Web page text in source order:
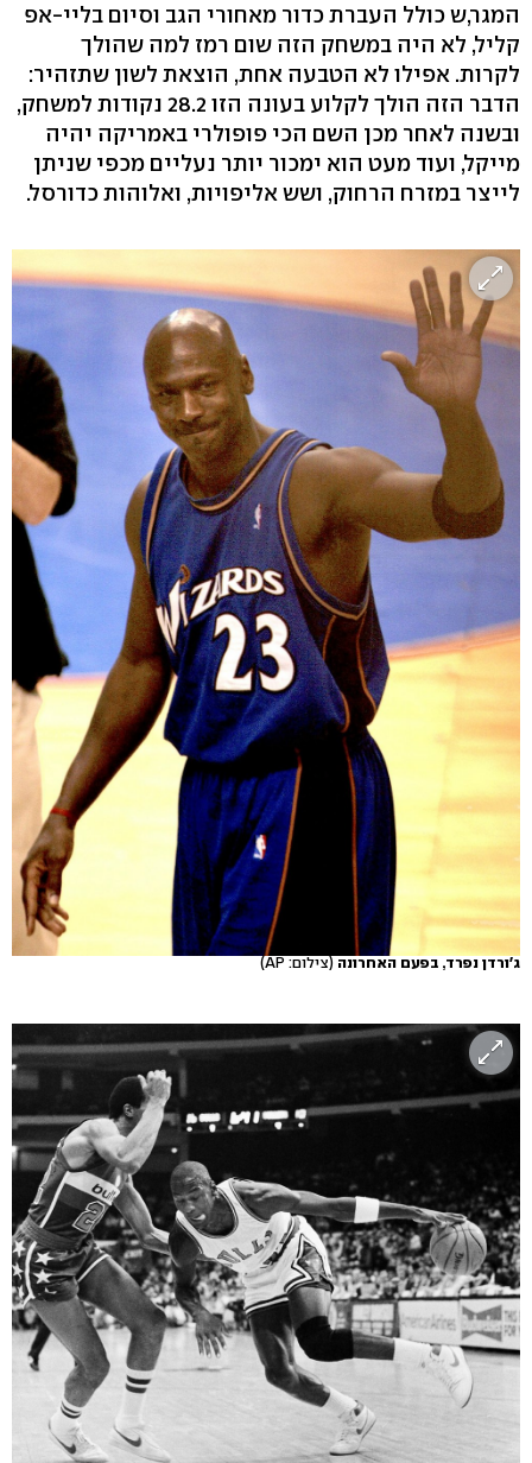
המגר,ש כולל העברת כדור מאחורי הגב וסיום בליי-אפ
קליל, לא היה במשחק הזה שום רמז למה שהולך
לקרות. אפילו לא הטבעה אחת, הוצאת לשון שתזהיר:
הדבר הזה הולך לקלוע בעונה הזו 28.2 נקודות למשחק,
ובשנה לאחר מכן השם הכי פופולרי באמריקה יהיה
מייקל, ועוד מעט הוא ימכור יותר נעליים מכפי שניתן
לייצר במזרח הרחוק, ושש אליפויות, ואלוהות כדורסל.
ג'ורדן נפרד, בפעם האחרונה (צילום: AP)